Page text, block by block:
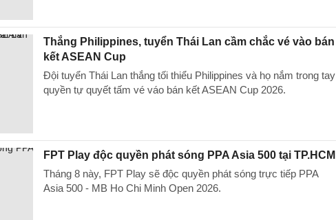
Thắng Philippines, tuyển Thái Lan cầm chắc vé vào bán
kết ASEAN Cup
Đội tuyển Thái Lan thắng tối thiểu Philippines và họ nắm trong tay
quyền tự quyết tấm vé váo bán kết ASEAN Cup 2026.
FPT Play độc quyền phát sóng PPA Asia 500 tại TP.HCM
Tháng 8 này, FPT Play sẽ độc quyền phát sóng trực tiếp PPA
Asia 500 - MB Ho Chi Minh Open 2026.